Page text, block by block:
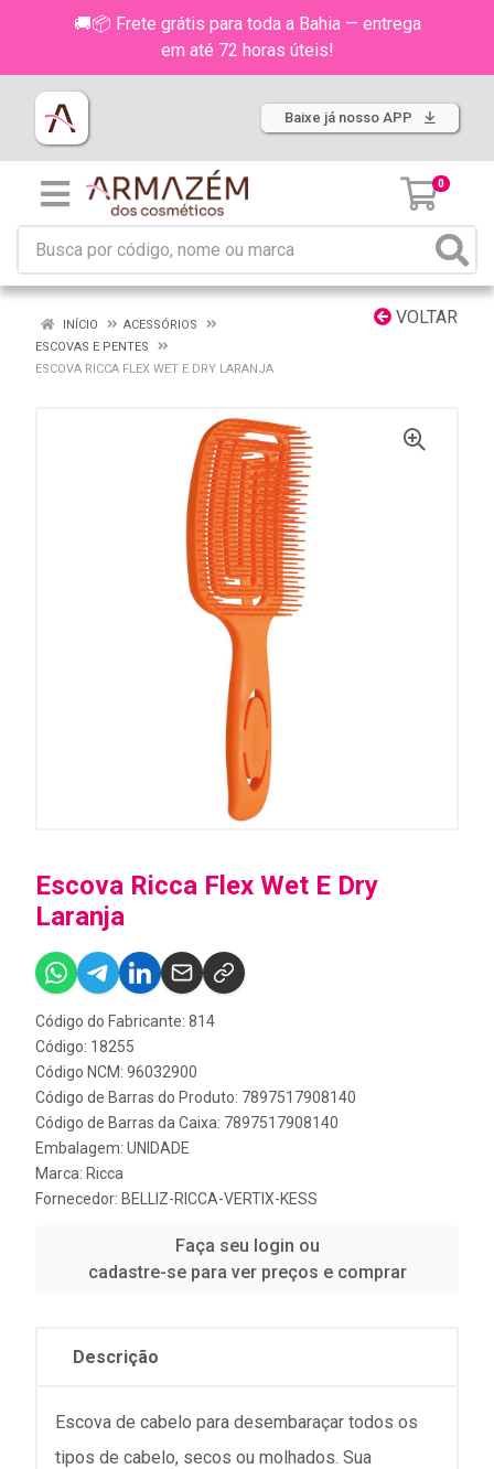
🚚📦 Frete grátis para toda a Bahia — entrega
em até 72 horas úteis!
Baixe já nosso APP
0
VOLTAR
INÍCIO
ACESSÓRIOS
ESCOVAS E PENTES
ESCOVA RICCA FLEX WET E DRY LARANJA
Escova Ricca Flex Wet E Dry
Laranja
Código do Fabricante: 814
Código: 18255
Código NCM: 96032900
Código de Barras do Produto: 7897517908140
Código de Barras da Caixa: 7897517908140
Embalagem: UNIDADE
Marca: Ricca
Fornecedor: BELLIZ-RICCA-VERTIX-KESS
Faça seu login ou
cadastre-se para ver preços e comprar
Descrição
Escova de cabelo para desembaraçar todos os
tipos de cabelo, secos ou molhados. Sua